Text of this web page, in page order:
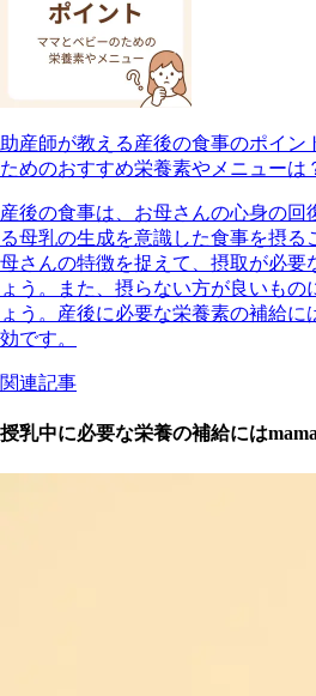
助産師が教える産後の食事のポイ
ためのおすすめ栄養素やメニューは
産後の食事は、お母さんの心身の回
る母乳の生成を意識した食事を摂る
母さんの特徴を捉えて、摂取が必要
ょう。また、摂らない方が良いもの
ょう。産後に必要な栄養素の補給
効です。
関連記事
授乳中に必要な栄養の補給には